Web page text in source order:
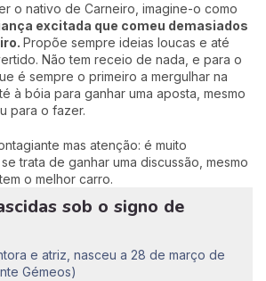
o nativo de Carneiro, imagine-o como
excitada que comeu demasiados
Propõe sempre ideias loucas e até
Não tem receio de nada, e para o
é sempre o primeiro a mergulhar na
à bóia para ganhar uma aposta, mesmo
para o fazer.
mas atenção: é muito
trata de ganhar uma discussão, mesmo
o melhor carro.
sob o signo de
e atriz, nasceu a 28 de março de
Gémeos)